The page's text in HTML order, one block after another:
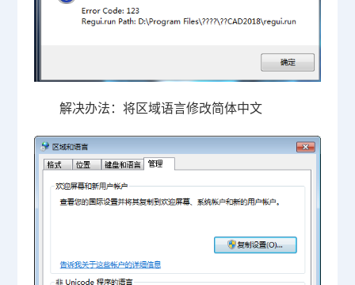
解决办法：将区域语言修改简体中文